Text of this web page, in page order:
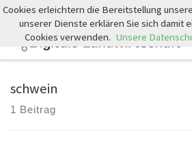
Zum Inhalt springen
schwein
1 Beitrag
Cookies erleichtern die Bereitstellung
unserer Dienste erklären Sie sich damit
Cookies verwenden. Unsere